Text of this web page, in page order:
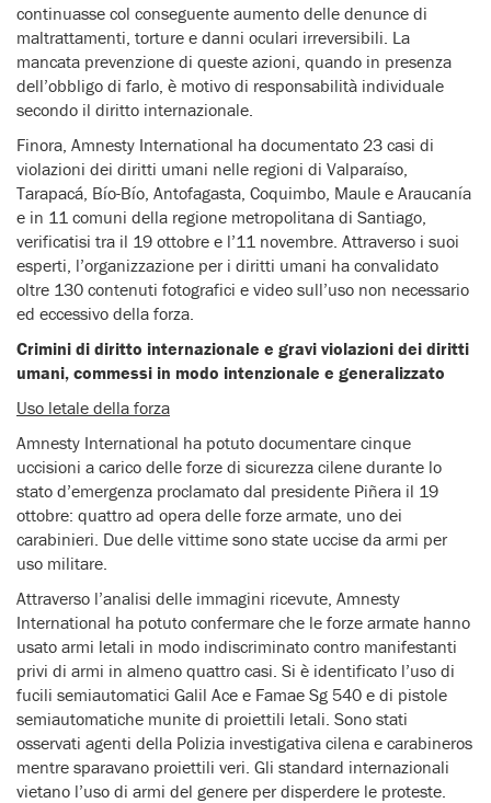
continuasse col conseguente aumento delle denunce di
maltrattamenti, torture e danni oculari irreversibili. La
mancata prevenzione di queste azioni, quando in presenza
dell’obbligo di farlo, è motivo di responsabilità individuale
secondo il diritto internazionale.
Finora, Amnesty International ha documentato 23 casi di
violazioni dei diritti umani nelle regioni di Valparaíso,
Tarapacá, Bío-Bío, Antofagasta, Coquimbo, Maule e Araucanía
e in 11 comuni della regione metropolitana di Santiago,
verificatisi tra il 19 ottobre e l’11 novembre. Attraverso i suoi
esperti, l’organizzazione per i diritti umani ha convalidato
oltre 130 contenuti fotografici e video sull’uso non necessario
ed eccessivo della forza.
Crimini di diritto internazionale e gravi violazioni dei diritti
umani, commessi in modo intenzionale e generalizzato
Uso letale della forza
Amnesty International ha potuto documentare cinque
uccisioni a carico delle forze di sicurezza cilene durante lo
stato d’emergenza proclamato dal presidente Piñera il 19
ottobre: quattro ad opera delle forze armate, uno dei
carabinieri. Due delle vittime sono state uccise da armi per
uso militare.
Attraverso l’analisi delle immagini ricevute, Amnesty
International ha potuto confermare che le forze armate hanno
usato armi letali in modo indiscriminato contro manifestanti
privi di armi in almeno quattro casi. Si è identificato l’uso di
fucili semiautomatici Galil Ace e Famae Sg 540 e di pistole
semiautomatiche munite di proiettili letali. Sono stati
osservati agenti della Polizia investigativa cilena e carabineros
mentre sparavano proiettili veri. Gli standard internazionali
vietano l’uso di armi del genere per disperdere le proteste.